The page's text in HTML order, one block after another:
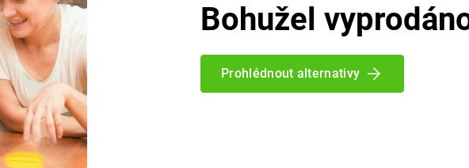
Bohužel
Prohlédnout alternativy